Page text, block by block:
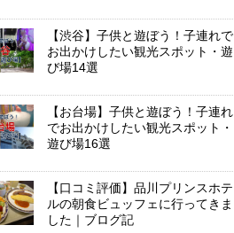
【渋谷】子供と遊ぼう！子連れで
お出かけしたい観光スポット・遊
び場14選
【お台場】子供と遊ぼう！子連れ
でお出かけしたい観光スポット・
遊び場16選
【口コミ評価】品川プリンスホテ
ルの朝食ビュッフェに行ってきま
した｜ブログ記